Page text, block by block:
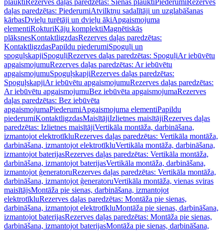
plauktiRezerves daļas paredzētas: Sienas plauktiPiederumiRezerves
daļas paredzētas: PiederumiAtvilktņu sadalītāji un uzglabāšanas
kārbasDvieļu turētāji un dvieļu āķiApgaismojuma
elementiRokturiKāju komplektiMagnētiskās
plāksnesKontaktligzdasRezerves daļas paredzētas:
KontaktligzdasPapildu piederumiSpoguļi un
spoguļskapjiSpoguļiRezerves daļas paredzētas: SpoguļiAr iebūvētu
apgaismojumuRezerves daļas paredzētas: Ar iebūvētu
apgaismojumuSpoguļskapjiRezerves daļas paredzētas:
SpoguļskapjiAr iebūvētu apgaismojumuRezerves daļas paredzētas:
Ar iebūvētu apgaismojumuBez iebūvēta apgaismojumaRezerves
daļas paredzētas: Bez iebūvēta
apgaismojumaPiederumiApgaismojuma elementiPapildu
piederumiKontaktligzdasMaisītājiIzlietnes maisītājiRezerves daļas
paredzētas: Izlietnes maisītājiVertikāla montāža, darbināšana,
izmantojot elektrotīkluRezerves daļas paredzētas: Vertikāla montāža,
darbināšana, izmantojot elektrotīkluVertikāla montāža, darbināšana,
izmantojot baterijasRezerves daļas paredzētas: Vertikāla montāža,
darbināšana, izmantojot baterijasVertikāla montāža, darbināšana,
izmantojot ģeneratoruRezerves daļas paredzētas: Vertikāla montāža,
darbināšana, izmantojot ģeneratoruVertikāla montāža, vienas sviras
maisītājsMontāža pie sienas, darbināšana, izmantojot
elektrotīkluRezerves daļas paredzētas: Montāža pie sienas,
darbināšana, izmantojot elektrotīkluMontāža pie sienas, darbināšana,
izmantojot baterijasRezerves daļas paredzētas: Montāža pie sienas,
darbināšana, izmantojot baterijasMontāža pie sienas, darbināšana,